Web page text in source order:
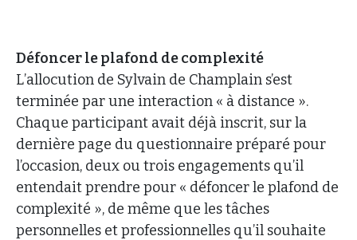
Défoncer le plafond de complexité
L’allocution de Sylvain de Champlain s’est
terminée par une interaction « à distance ».
Chaque participant avait déjà inscrit, sur la
dernière page du questionnaire préparé pour
l’occasion, deux ou trois engagements qu’il
entendait prendre pour « défoncer le plafond de
complexité », de même que les tâches
personnelles et professionnelles qu’il souhaite